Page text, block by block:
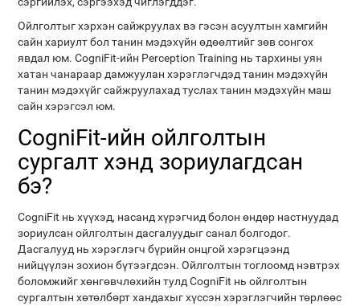
Ойлголтыг хэрхэн сайжруулах вэ гэсэн асуултын хамгийн
сайн хариулт бол танин мэдэхүйн өдөөлтийг зөв сонгох
явдал юм. CogniFit-ийн Perception Training нь тархины уян
хатан чанараар дамжуулан хэрэглэгчдэд танин мэдэхүйн
танин мэдэхүйг сайжруулахад туслах танин мэдэхүйн маш
сайн хэрэгсэл юм.
CogniFit-ийн ойлголтын
сургалт хэнд зориулагдсан
бэ?
CogniFit нь хүүхэд, насанд хүрэгчид болон өндөр настнуудад
зориулсан ойлголтын дасгалуудыг санал болгодог.
Дасгалууд нь хэрэглэгч бүрийн онцгой хэрэгцээнд
нийцүүлэн зохион бүтээгдсэн. Ойлголтын тоглоомд нэвтрэх
боломжийг хөнгөвчлөхийн тулд CogniFit нь ойлголтын
сургалтын хөтөлбөрт хандахыг хүссэн хэрэглэгчийн төрлөөс